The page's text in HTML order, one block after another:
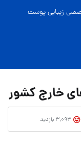
زیبایی پوست
خارج کشور